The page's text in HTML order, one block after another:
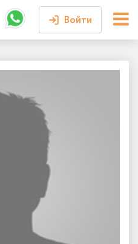
Войти
Войти или
зарегистрироваться
Личный кабинет